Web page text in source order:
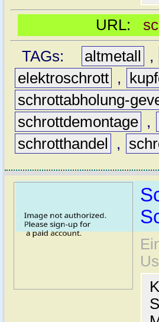
URL:
TAGs:
altmetall ,
elektroschrott ,
schrottabholung-
schrottdemontage ,
schrotthandel
,